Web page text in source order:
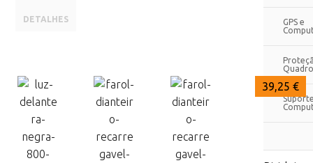
DETALHES
43,15 €
43,15 €
39,25 €
GPS e